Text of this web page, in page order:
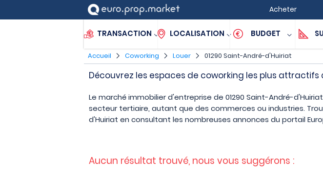
Acheter
TRANSACTION LOCALISATION BUDGET
Accueil Coworking Louer 01290 Saint-André-d'Huiriat
Découvrez les espaces de coworking les plus
Le marché immobilier d'entreprise de 01290 Saint-André-
secteur tertiaire, autant que des commerces ou industries.
d'Huiriat en consultant les nombreuses annonces du portail
Aucun résultat trouvé, nous vous suggérons :